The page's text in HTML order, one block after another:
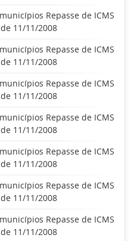
Repasse de ICMS
11/11/2008
Repasse de ICMS
11/11/2008
Repasse de ICMS
11/11/2008
Repasse de ICMS
11/11/2008
Repasse de ICMS
11/11/2008
Repasse de ICMS
11/11/2008
Repasse de ICMS
11/11/2008